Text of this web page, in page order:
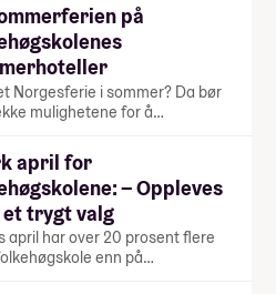
på
Norgesferie i sommer? Da bør
mulighetene for å…
april for
– Oppleves
et trygt valg
april har over 20 prosent flere
enn på…